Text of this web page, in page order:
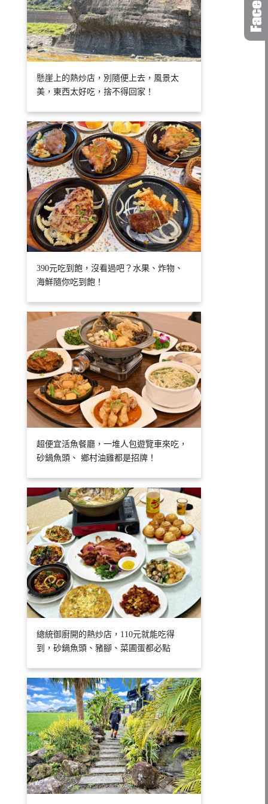
懸崖上的熱炒店，別隨便上去，風景太
美，東西太好吃，捨不得回家！
390元吃到飽，沒看過吧？水果、炸物、
海鮮隨你吃到飽！
超便宜活魚餐廳，一堆人包遊覽車來吃，
砂鍋魚頭、 鄉村油雞都是招牌！
總統御廚開的熱炒店，110元就能吃得
到，砂鍋魚頭、豬腳、菜圃蛋都必點